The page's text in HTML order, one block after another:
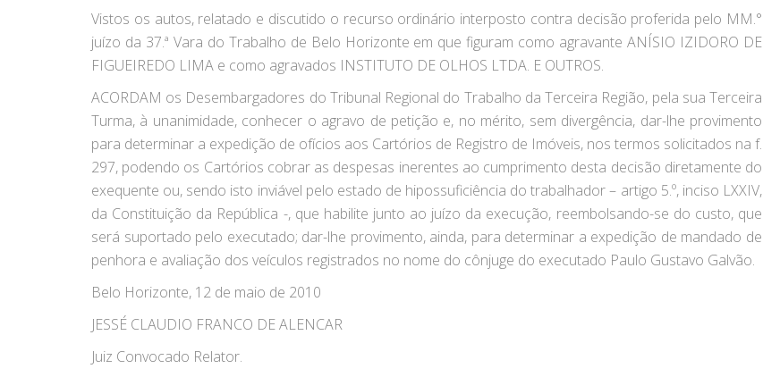
Vistos os autos, relatado e discutido o recurso ordinário interposto contra decisão proferida pelo MM.°
juízo da 37.ª Vara do Trabalho de Belo Horizonte em que figuram como agravante ANÍSIO IZIDORO DE
FIGUEIREDO LIMA e como agravados INSTITUTO DE OLHOS LTDA. E OUTROS.
ACORDAM os Desembargadores do Tribunal Regional do Trabalho da Terceira Região, pela sua Terceira
Turma, à unanimidade, conhecer o agravo de petição e, no mérito, sem divergência, dar-lhe provimento
para determinar a expedição de ofícios aos Cartórios de Registro de Imóveis, nos termos solicitados na f.
297, podendo os Cartórios cobrar as despesas inerentes ao cumprimento desta decisão diretamente do
exequente ou, sendo isto inviável pelo estado de hipossuficiência do trabalhador – artigo 5.º, inciso LXXIV,
da Constituição da República -, que habilite junto ao juízo da execução, reembolsando-se do custo, que
será suportado pelo executado; dar-lhe provimento, ainda, para determinar a expedição de mandado de
penhora e avaliação dos veículos registrados no nome do cônjuge do executado Paulo Gustavo Galvão.
Belo Horizonte, 12 de maio de 2010
JESSÉ CLAUDIO FRANCO DE ALENCAR
Juiz Convocado Relator.